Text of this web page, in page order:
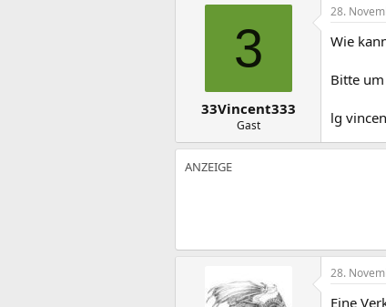
s
t
a
3
33Vincent333
Gast
28.
Wie
Bitte
lg
28.
Eine